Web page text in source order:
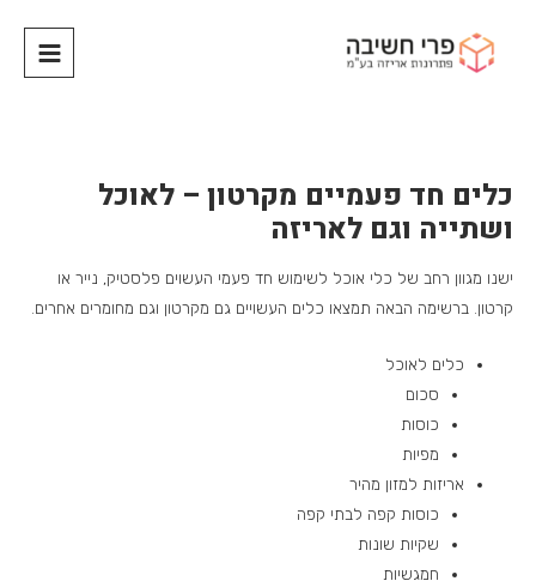
כלים חד פעמיים מקרטון – לאוכל
ושתייה וגם לאריזה
ישנו מגוון רחב של כלי אוכל לשימוש חד פעמי העשוים פלסטיק, נייר או
קרטון. ברשימה הבאה תמצאו כלים העשויים גם מקרטון וגם מחומרים אחרים.
כלים לאוכל
סכום
כוסות
מפיות
אריזות למזון מהיר
כוסות קפה לבתי קפה
שקיות שונות
חמגשיות